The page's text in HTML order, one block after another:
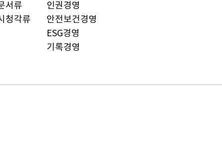
서류
청각류
인권경영
안전보건경영
ESG경영
기록경영